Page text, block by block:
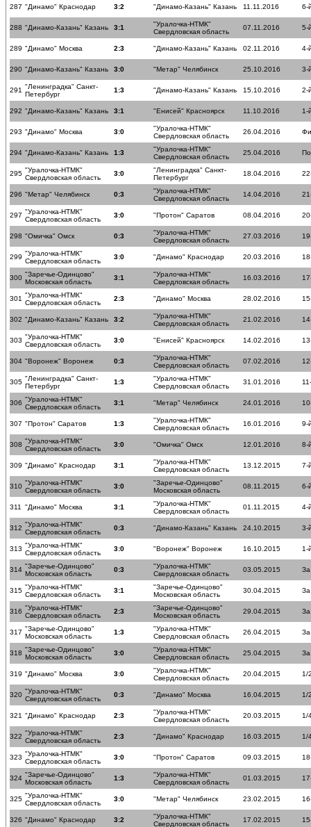
287 "Динамо" Краснодар 3:2 "Динамо-Казань" Казань 11.11.2016 6-
288 "Динамо-Казань" Казань 3:1
"Уралочка-НТМК"
Свердловская область
07.11.2016 5-
289 "Динамо" Москва 2:3 "Динамо-Казань" Казань 02.11.2016 4-
290 "Динамо-Казань" Казань 3:0 "Метар" Челябинск 25.10.2016 3-
291 "Ленинградка" Санкт-
Петербург
1:3 "Динамо-Казань" Казань 15.10.2016 2-
292 "Динамо-Казань" Казань 3:1 "Енисей" Красноярск 11.10.2016 1-
293 "Динамо" Москва 3:0
"Уралочка-НТМК"
Свердловская область
26.04.2016
294 "Динамо-Казань" Казань 1:3
"Уралочка-НТМК"
Свердловская область
25.04.2016
295 "Уралочка-НТМК"
Свердловская область
3:0
"Ленинградка" Санкт-
Петербург
18.04.2016
296 "Метар" Челябинск 0:3
"Уралочка-НТМК"
Свердловская область
14.04.2016
297 "Уралочка-НТМК"
Свердловская область
3:0 "Протон" Саратов 08.04.2016
298 "Омичка" Омск 0:3
"Уралочка-НТМК"
Свердловская область
27.03.2016
299 "Уралочка-НТМК"
Свердловская область
3:0 "Динамо" Краснодар 20.03.2016
300 "Заречье-Одинцово"
Московская область
3:1
"Уралочка-НТМК"
Свердловская область
16.03.2016
301 "Уралочка-НТМК"
Свердловская область
2:3 "Динамо" Москва 28.02.2016
302 "Динамо-Казань" Казань 3:2
"Уралочка-НТМК"
Свердловская область
21.02.2016
303 "Уралочка-НТМК"
Свердловская область
3:0 "Енисей" Красноярск 14.02.2016
304 "Воронеж" Воронеж 0:3
"Уралочка-НТМК"
Свердловская область
07.02.2016
305 "Ленинградка" Санкт-
Петербург
1:3
"Уралочка-НТМК"
Свердловская область
31.01.2016
306 "Уралочка-НТМК"
Свердловская область
3:1 "Метар" Челябинск 24.01.2016
307 "Протон" Саратов 1:3
"Уралочка-НТМК"
Свердловская область
16.01.2016 9-
308 "Уралочка-НТМК"
Свердловская область
3:0 "Омичка" Омск 12.01.2016 8-
309 "Динамо" Краснодар 3:1
"Уралочка-НТМК"
Свердловская область
13.12.2015 7-
310 "Уралочка-НТМК"
Свердловская область
3:0
"Заречье-Одинцово"
Московская область
08.11.2015 6-
311 "Динамо" Москва 3:1
"Уралочка-НТМК"
Свердловская область
01.11.2015 4-
312 "Уралочка-НТМК"
Свердловская область
0:3 "Динамо-Казань" Казань 24.10.2015 3-
313 "Уралочка-НТМК"
Свердловская область
3:0 "Воронеж" Воронеж 16.10.2015 1-
314 "Заречье-Одинцово"
Московская область
0:3
"Уралочка-НТМК"
Свердловская область
03.05.2015
315 "Уралочка-НТМК"
Свердловская область
3:1
"Заречье-Одинцово"
Московская область
30.04.2015
316 "Уралочка-НТМК"
Свердловская область
2:3
"Заречье-Одинцово"
Московская область
29.04.2015
317 "Заречье-Одинцово"
Московская область
1:3
"Уралочка-НТМК"
Свердловская область
26.04.2015
318 "Заречье-Одинцово"
Московская область
3:0
"Уралочка-НТМК"
Свердловская область
25.04.2015
319 "Динамо" Москва 3:0
"Уралочка-НТМК"
Свердловская область
20.04.2015 1/
320 "Уралочка-НТМК"
Свердловская область
0:3 "Динамо" Москва 16.04.2015 1/
321 "Динамо" Краснодар 2:3
"Уралочка-НТМК"
Свердловская область
20.03.2015 1/
322 "Уралочка-НТМК"
Свердловская область
2:3 "Динамо" Краснодар 16.03.2015 1/
323 "Уралочка-НТМК"
Свердловская область
3:0 "Протон" Саратов 09.03.2015
324 "Заречье-Одинцово"
Московская область
1:3
"Уралочка-НТМК"
Свердловская область
01.03.2015
325 "Уралочка-НТМК"
Свердловская область
3:0 "Метар" Челябинск 23.02.2015
326 "Динамо" Краснодар 3:2
"Уралочка-НТМК"
Свердловская область
17.02.2015